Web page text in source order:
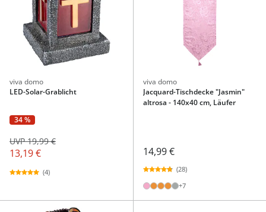
viva domo
LED-Solar-Grablicht
34 %
13,19 €
UVP 19,99 €
(4)
viva domo
Jacquard-Tischdecke "Jasmin"
altrosa - 140x40 cm, Läufer
14,99 €
(28)
+7